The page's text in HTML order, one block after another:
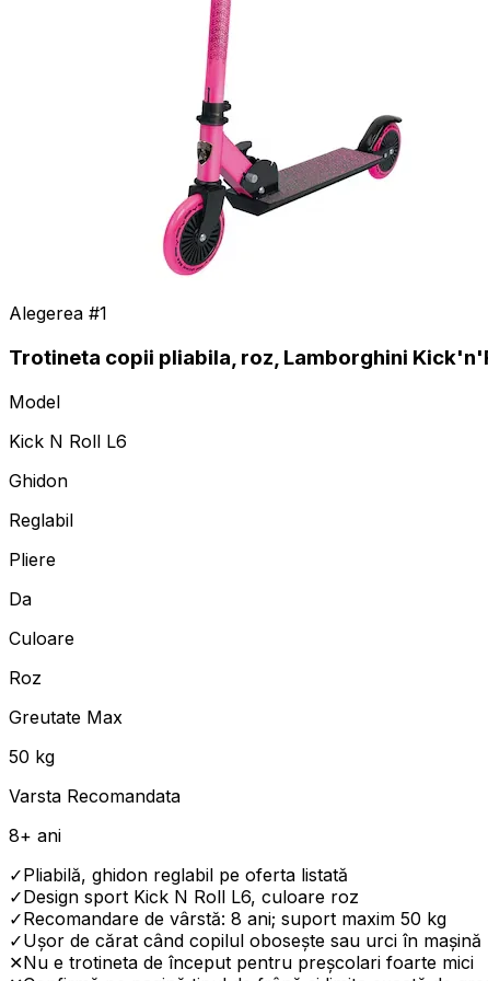
Alegerea #1
Trotineta copii pliabila, roz, Lamborghini
Model
Kick N Roll L6
Ghidon
Reglabil
Pliere
Da
Culoare
Roz
Greutate Max
50 kg
Varsta Recomandata
8+ ani
✓Pliabilă, ghidon reglabil pe oferta listată
✓Design sport Kick N Roll L6, culoare roz
✓Recomandare de vârstă: 8 ani; suport maxim 50 kg
✓Ușor de cărat când copilul obosește sau urci în mașină
✕Nu e trotineta de început pentru preșcolari foarte mici